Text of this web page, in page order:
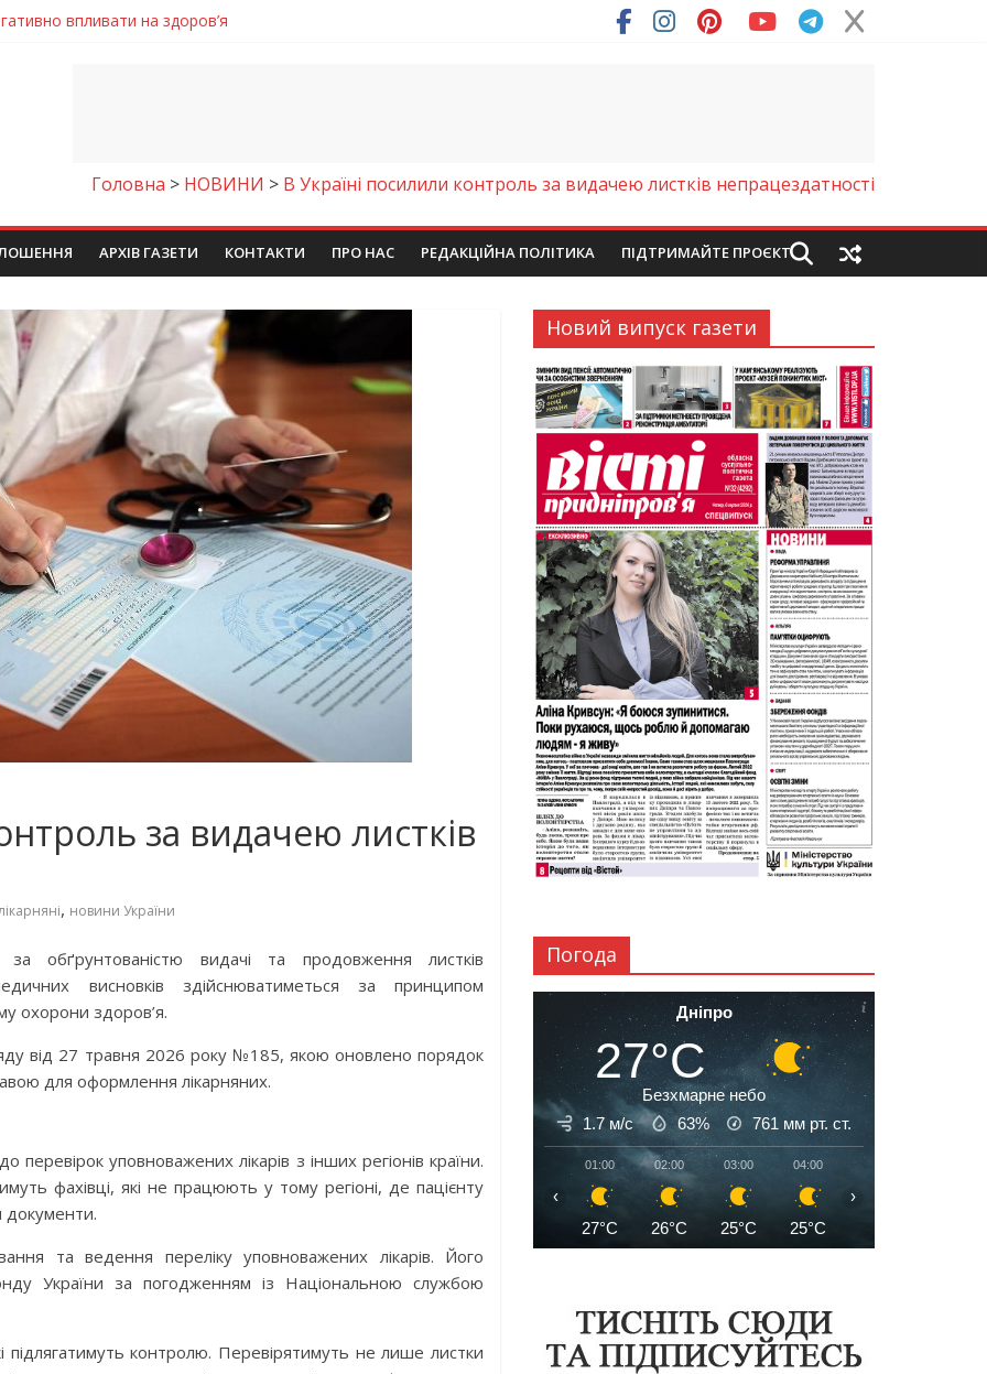
водної безпеки громади
клас
визнали найкращими в Україні
впливати на здоров’я
Головна > НОВИНИ > В Україні посилили контроль за видачею листків непрацездатності
АРХІВ ГАЗЕТИ КОНТАКТИ ПРО НАС РЕДАКЦІЙНА ПОЛІТИКА ПІДТРИМАЙТЕ ПРОЄКТ
за видачею листків
, новини України
обґрунтованістю видачі та продовження листків
висновків здійснюватиметься за принципом
охорони здоров’я.
від 27 травня 2026 року №185, якою оновлено порядок
для оформлення лікарняних.
уповноважених лікарів з інших регіонів країни.
фахівці, які не працюють у тому регіоні, де пацієнту
та ведення переліку уповноважених лікарів. Його
України за погодженням із Національною службою
підлягатимуть контролю. Перевірятимуть не лише листки
Новий випуск газети
Погода
Дніпро
27°C
Безхмарне небо
1.7 м/с
63% 761 мм рт. ст.
01:00
27°C
02:00
26°C
03:00
25°C
04:00
25°C
‹ ›